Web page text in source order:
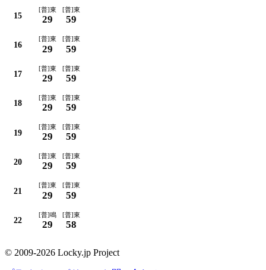
15
[普]東
29
[普]東
59
16
[普]東
29
[普]東
59
17
[普]東
29
[普]東
59
18
[普]東
29
[普]東
59
19
[普]東
29
[普]東
59
20
[普]東
29
[普]東
59
21
[普]東
29
[普]東
59
22
[普]鳴
29
[普]東
58
© 2009-2026 Locky.jp Project